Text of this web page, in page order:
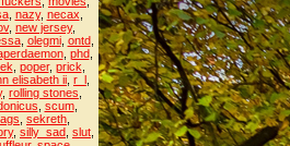
, nazy, necax
, new jersey,
, olegmi, ontd,
, phd,
poper, prick
elisabeth ii r_l
, rolling stones
scum,
sekreth
, silly_sad slut